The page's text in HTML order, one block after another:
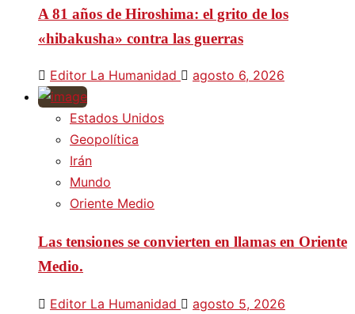
A 81 años de Hiroshima: el grito de los
«hibakusha» contra las guerras
Editor La Humanidad agosto 6, 2026
Estados Unidos
Geopolítica
Irán
Mundo
Oriente Medio
Las tensiones se convierten en llamas en Oriente
Medio.
Editor La Humanidad agosto 5, 2026